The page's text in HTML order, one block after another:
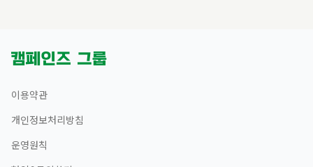
이용약관
개인정보처리방침
운영원칙